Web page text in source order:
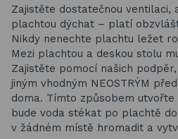
Zajistěte dostatečnou ventilaci,
plachtou dýchat – platí
Nikdy nenechte plachtu ležet
Mezi plachtou a deskou stolu
Zajistěte pomocí našich
jiným vhodným NEOSTRÝM
doma. Tímto způsobem
bude voda stékat po plachtě
v žádném místě hromadit a